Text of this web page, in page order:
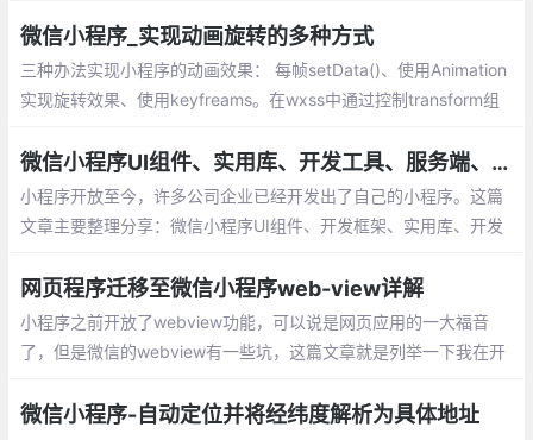
所谓的主包，即放置默认启动页/TabBar 页面
微信小程序_实现动画旋转的多种方式
三种办法实现小程序的动画效果： 每帧setData()、使用Animation
实现旋转效果、使用keyfreams。在wxss中通过控制transform组
示非常多
微信小程序UI组件、实用库、开发工具、服务端、Demo整理分享
小程序开放至今，许多公司企业已经开发出了自己的小程序。这篇
文章主要整理分享：微信小程序UI组件、开发框架、实用库、开发
网页程序迁移至微信小程序web-view详解
小程序之前开放了webview功能，可以说是网页应用的一大福音
了，但是微信的webview有一些坑，这篇文章就是列举一下我在开
微信小程序-自动定位并将经纬度解析为具体地址